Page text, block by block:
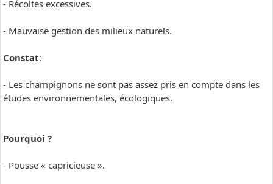
- Récoltes excessives.
- Mauvaise gestion des milieux naturels.
Constat:
- Les champignons ne sont pas assez pris en compte dans les
études environnementales, écologiques.
Pourquoi ?
- Pousse « capricieuse ».